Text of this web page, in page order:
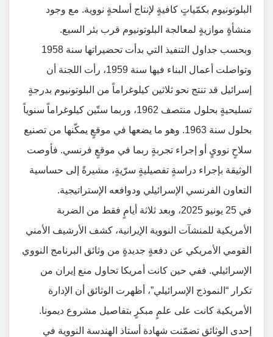
البلوتونيوم بكمّياتٍ كافيةٍ لإنتاج أسلحةٍ نووية. مع وجود
منشأةٍ موازيةٍ لمعالجة البلوتونيوم قرب بئر السبع.
وبحسب جداول التنفيذ التي بدأت تحضيراتها سنة 1958
وتواصلت أعمال البناء فيها سنة 1959، رأت اللجنة أن
إسرائيل قد تنتج نحو ثلاثين كيلوغراماً من البلوتونيوم بدرجةٍ
تسليحيةٍ بحلول منتصف 1962، وربما ستّين كيلوغراماً سنوياً
بحلول سنة 1963. وهو ما يضعها في موقعٍ يمكّنها من تصنيع
سلاحٍ نوويٍ أو إجراء تجربةٍ ربما في موقعٍ فرنسي. فأوصت
الوثيقة بإجراء دراسةٍ تفصيليةٍ سرّيةٍ، مشيرةً إلى حساسية
التعاون الفرنسي الإسرائيلي ودوافعه الإستراتيجية.
في 25 يونيو 2025، وبعد ثلاثة أيامٍ فقط من الضربة
الأمريكية للمنشآت النووية الإيرانية، كشف الأرشيف الأمني
القومي الأمريكي عن دفعةٍ جديدةٍ من وثائق البرنامج النووي
الإسرائيلي. ففي حين كانت أمريكا تحاول منع إيران من
تكرار “النموذج الإسرائيلي”، أظهرت الوثائق أن الإدارة
الأمريكية كانت على علمٍ مبكرٍ بتفاصيل مشروع ديمونا.
إحدى الوثائق تضمّنت شهادة أستاذ الهندسة النووية في